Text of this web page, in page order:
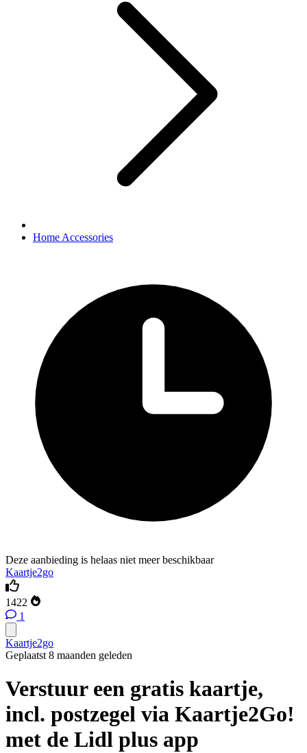
Home Accessories
Deze aanbieding is helaas niet meer beschikbaar
Kaartje2go
1422
1
Kaartje2go
Geplaatst 8 maanden geleden
Verstuur een gratis kaartje,
incl. postzegel via Kaartje2Go!
met de Lidl plus app